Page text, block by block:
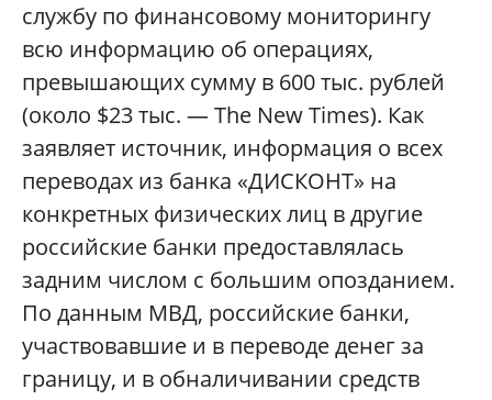
службу по финансовому мониторингу
всю информацию об операциях,
превышающих сумму в 600 тыс. рублей
(около $23 тыс. — The New Times). Как
заявляет источник, информация о всех
переводах из банка «ДИСКОНТ» на
конкретных физических лиц в другие
российские банки предоставлялась
задним числом с большим опозданием.
По данным МВД, российские банки,
участвовавшие и в переводе денег за
границу, и в обналичивании средств